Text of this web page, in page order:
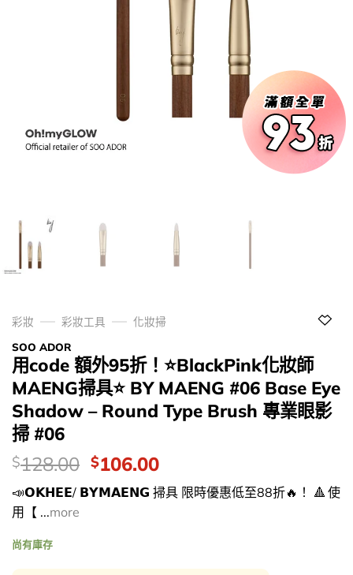
彩妝 彩妝工具
化妝掃
SOO ADOR
用code 額外95折！⭐BlackPink化妝師
MAENG掃具⭐ BY MAENG #06 Base Eye
Shadow – Round Type Brush 專業眼影
掃 #06
價
錢：
$128.00 Original
price
was:
$106.00Current
price
is:
📣𝗢𝗞𝗛𝗘𝗘/ 𝗕𝗬𝗠𝗔𝗘𝗡𝗚 掃具 限時優惠低至88折🔥！ 🔺 使
用【 ...more
尚有庫存